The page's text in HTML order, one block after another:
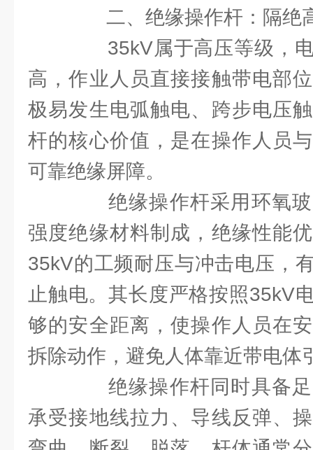
二、绝缘操作杆：隔绝
35kV属于高压等级，电
高，作业人员直接接触带电部
极易发生电弧触电、跨步电压
杆的核心价值，是在操作人员
可靠绝缘屏障。
绝缘操作杆采用环氧玻
强度绝缘材料制成，绝缘性能
35kV的工频耐压与冲击电压，
止触电。其长度严格按照35kV
够的安全距离，使操作人员在
拆除动作，避免人体靠近带电体
绝缘操作杆同时具备足
承受接地线拉力、导线反弹、